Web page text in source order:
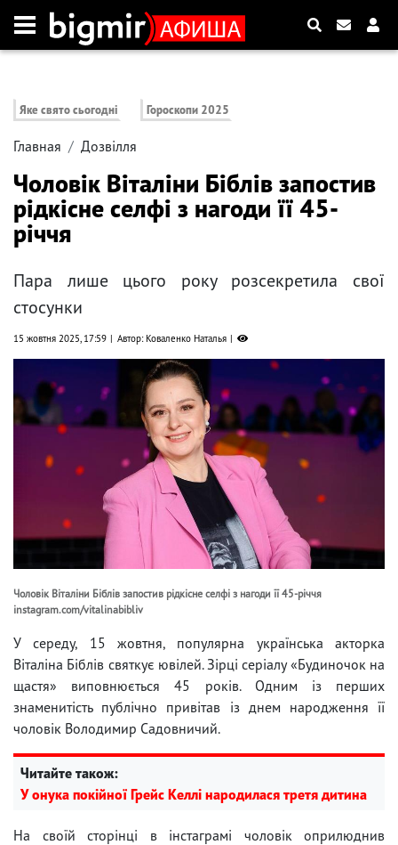
Яке свято сьогодні Гороскопи 2025
Главная Дозвілля
Чоловік Віталіни Біблів запостив
рідкісне селфі з нагоди її 45-
річчя
Пара лише цього року розсекретила свої
стосунки
15 жовтня 2025, 17:59 Автор: Коваленко Наталья
Чоловік Віталіни Біблів запостив рідкісне селфі з нагоди її 45-річчя
instagram.com/vitalinabibliv
У середу, 15 жовтня, популярна українська акторка
Віталіна Біблів святкує ювілей. Зірці серіалу «Будиночок на
щастя» виповнюється 45 років. Одним із перших
знаменитість публічно привітав із днем ​​народження її
чоловік Володимир Садовничий.
Читайте також:
У онука покійної Грейс Келлі народилася третя дитина
На своїй сторінці в інстаграмі чоловік оприлюднив